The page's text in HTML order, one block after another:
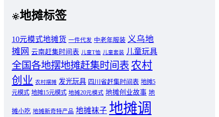
地摊标签
10元模式地摊货 一件代发 中老年服装 义乌地
摊网 云南赶集时间表 儿童T恤 儿童套装 儿童玩具
全国各地摆地摊赶集时间表 农村
创业 农村摆摊 发光玩具 四川省赶集时间表 地摊5
元模式 地摊15元模式 地摊20元模式 地摊创业故事 地
摊小吃 地摊新奇特产品 地摊袜子 地摊调